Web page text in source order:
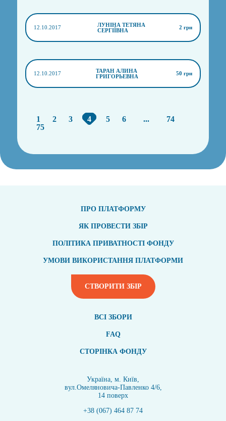
12.10.2017
ЛУНІНА ТЕТЯНА
СЕРГІЇВНА
2 грн
12.10.2017
ТАРАН АЛИНА
ГРИГОРЬЕВНА
50 грн
1 2 3 4 5 6 ...
74
75
ПРО ПЛАТФОРМУ
ЯК ПРОВЕСТИ ЗБІР
ПОЛІТИКА ПРИВАТНОСТІ ФОНДУ
УМОВИ ВИКОРИСТАННЯ ПЛАТФОРМИ
СТВОРИТИ ЗБІР
ВСI ЗБОРИ
FAQ
СТОРІНКА ФОНДУ
Україна, м. Київ,
вул.Омеляновича-Павленко 4/6,
14 поверх
+38 (067) 464 87 74